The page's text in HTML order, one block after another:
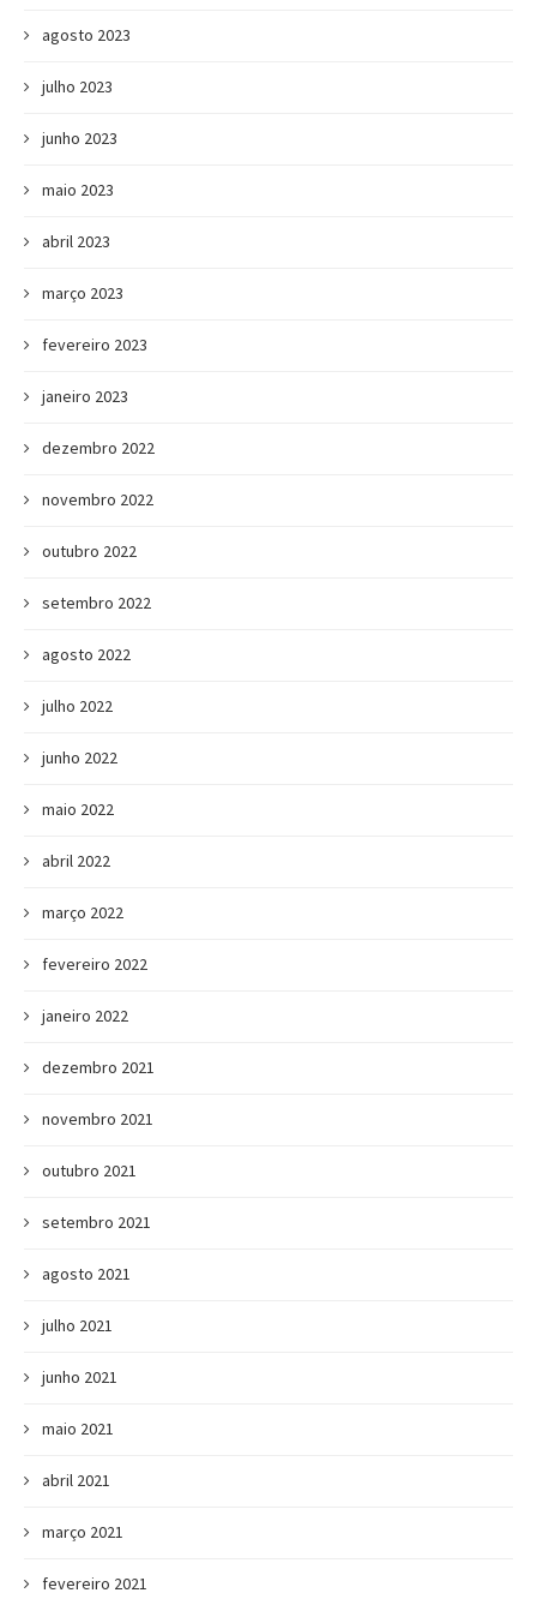
agosto 2023
julho 2023
junho 2023
maio 2023
abril 2023
março 2023
fevereiro 2023
janeiro 2023
dezembro 2022
novembro 2022
outubro 2022
setembro 2022
agosto 2022
julho 2022
junho 2022
maio 2022
abril 2022
março 2022
fevereiro 2022
janeiro 2022
dezembro 2021
novembro 2021
outubro 2021
setembro 2021
agosto 2021
julho 2021
junho 2021
maio 2021
abril 2021
março 2021
fevereiro 2021